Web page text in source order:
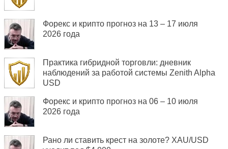
Форекс и крипто прогноз на 13 – 17 июля
2026 года
Практика гибридной торговли: дневник
наблюдений за работой системы Zenith Alpha
USD
Форекс и крипто прогноз на 06 – 10 июля
2026 года
Рано ли ставить крест на золоте? XAU/USD